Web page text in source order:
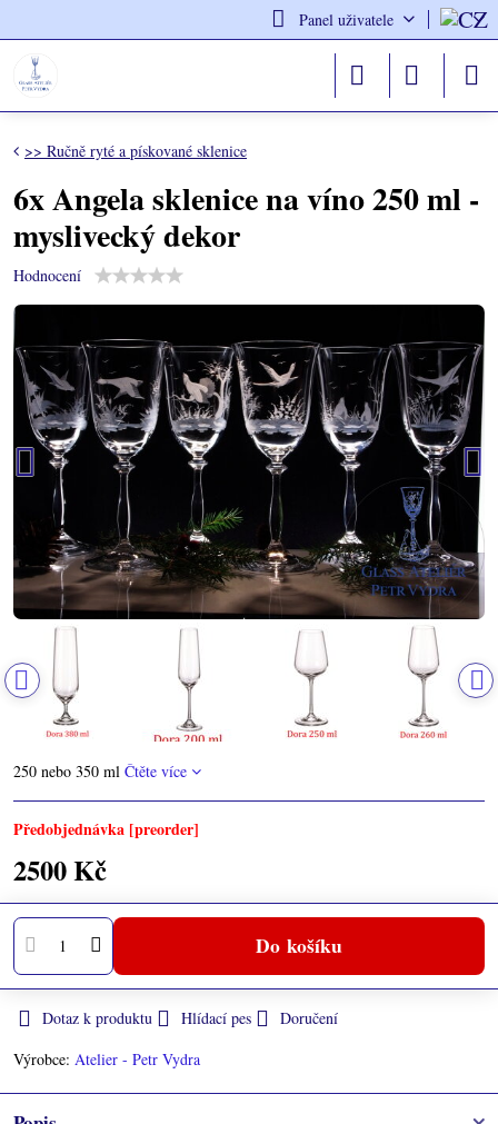
Panel uživatele
>> Ručně ryté a pískované sklenice
6x Angela sklenice na víno 250 ml -
myslivecký dekor
Hodnocení
250 nebo 350 ml Čtěte více
Předobjednávka [preorder]
2500 Kč
Do košíku
Dotaz k produktu Hlídací pes
Doručení
Výrobce: Atelier - Petr Vydra